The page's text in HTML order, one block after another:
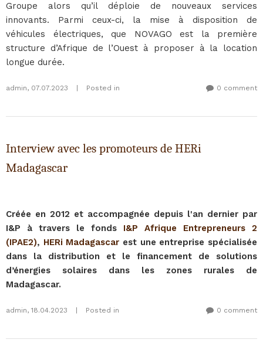
Groupe alors qu’il déploie de nouveaux services
innovants. Parmi ceux-ci, la mise à disposition de
véhicules électriques, que NOVAGO est la première
structure d’Afrique de l’Ouest à proposer à la location
longue durée.
admin, 07.07.2023 Posted in 0 comment
Interview avec les promoteurs de HERi
Madagascar
Créée en 2012 et accompagnée depuis l'an dernier par
I&P à travers le fonds I&P Afrique Entrepreneurs 2
(IPAE2), HERi Madagascar est une entreprise spécialisée
dans la distribution et le financement de solutions
d’énergies solaires dans les zones rurales de
Madagascar.
admin, 18.04.2023 Posted in 0 comment